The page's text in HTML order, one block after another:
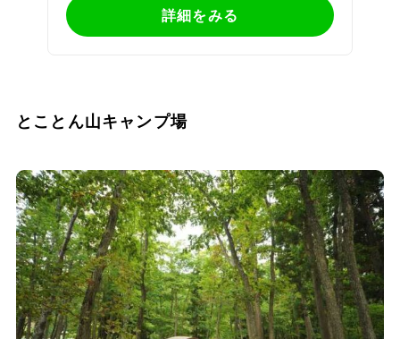
詳細をみる
とことん山キャンプ場